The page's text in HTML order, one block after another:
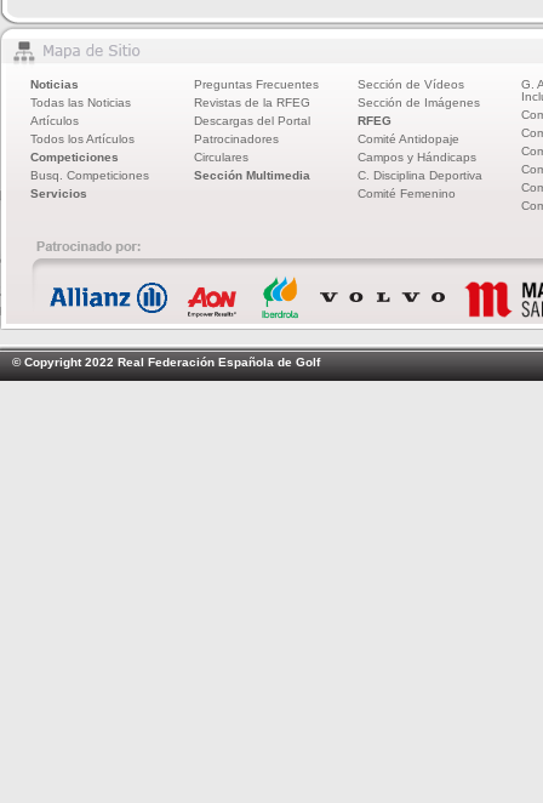
Noticias
Todas las Noticias
Artículos
Todos los Artículos
Competiciones
Busq. Competiciones
Servicios
Preguntas Frecuentes
Revistas de la RFEG
Descargas del Portal
Patrocinadores
Circulares
Sección Multimedia
Sección de Vídeos
Sección de Imágenes
RFEG
Comité Antidopaje
Campos y Hándicaps
C. Disciplina Deportiva
Comité Femenino
G.
© Copyright 2022 Real Federación Española de Golf